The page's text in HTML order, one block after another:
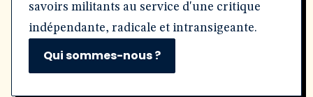
savoirs militants au service d'une critique
indépendante, radicale et intransigeante.
Qui sommes-nous ?